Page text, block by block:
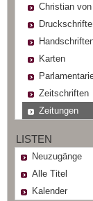
Christian
Karten
Zeitschriften
Zeitungen
LISTEN
Neuzugänge
Alle Titel
Kalender